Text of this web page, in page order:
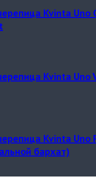
Kvinta Uno
Kvinta Uno
Kvinta Uno
бархат)